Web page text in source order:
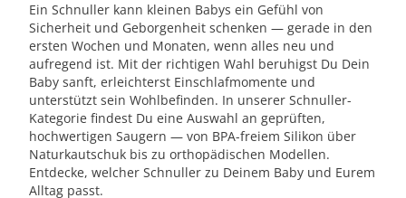
Ein Schnuller kann kleinen Babys ein Gefühl von
Sicherheit und Geborgenheit schenken — gerade in den
ersten Wochen und Monaten, wenn alles neu und
aufregend ist. Mit der richtigen Wahl beruhigst Du Dein
Baby sanft, erleichterst Einschlafmomente und
unterstützt sein Wohlbefinden. In unserer Schnuller-
Kategorie findest Du eine Auswahl an geprüften,
hochwertigen Saugern — von BPA-freiem Silikon über
Naturkautschuk bis zu orthopädischen Modellen.
Entdecke, welcher Schnuller zu Deinem Baby und Eurem
Alltag passt.